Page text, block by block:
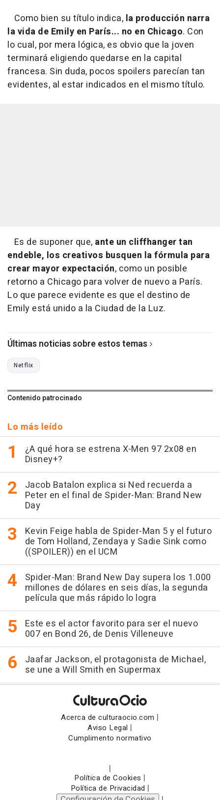
Como bien su título indica, la producción narra
la vida de Emily en París... no en Chicago. Con
lo cual, por mera lógica, es obvio que la joven
terminará eligiendo quedarse en la capital
francesa. Sin duda, pocos spoilers parecían tan
evidentes, al estar indicados en el mismo título.
Es de suponer que, ante un cliffhanger tan
endeble, los creativos busquen la fórmula para
crear mayor expectación, como un posible
retorno a Chicago para volver de nuevo a París.
Lo que parece evidente es que el destino de
Emily está unido a la Ciudad de la Luz.
Últimas noticias sobre estos temas
Netflix
Contenido patrocinado
Lo más leído
¿A qué hora se estrena X-Men 97 2x08 en
Disney+?
Jacob Batalon explica si Ned recuerda a
Peter en el final de Spider-Man: Brand New
Day
Kevin Feige habla de Spider-Man 5 y el futuro
de Tom Holland, Zendaya y Sadie Sink como
((SPOILER)) en el UCM
Spider-Man: Brand New Day supera los 1.000
millones de dólares en seis días, la segunda
película que más rápido lo logra
Este es el actor favorito para ser el nuevo
007 en Bond 26, de Denis Villeneuve
Jaafar Jackson, el protagonista de Michael,
se une a Will Smith en Supermax
Acerca de culturaocio.com |
Aviso Legal |
Cumplimento normativo
|
Política de Cookies |
Política de Privacidad |